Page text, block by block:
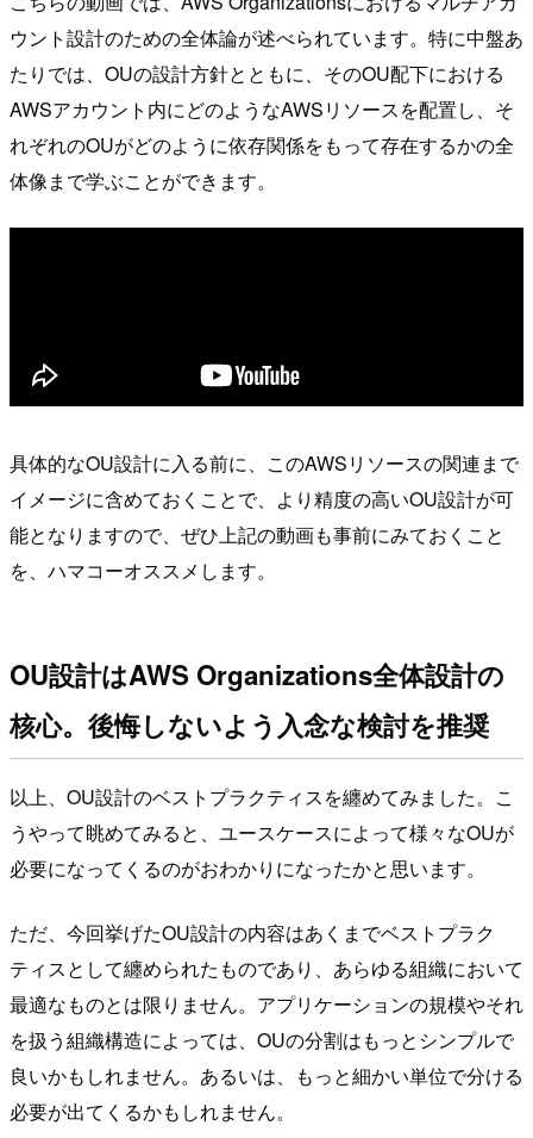
ウント設計のための全体論が述べられています。特に中盤あ
たりでは、OUの設計方針とともに、そのOU配下における
AWSアカウント内にどのようなAWSリソースを配置し、そ
れぞれのOUがどのように依存関係をもって存在するかの全
体像まで学ぶことができます。
具体的なOU設計に入る前に、このAWSリソースの関連まで
イメージに含めておくことで、より精度の高いOU設計が可
能となりますので、ぜひ上記の動画も事前にみておくこと
を、ハマコーオススメします。
OU設計はAWS Organizations全体設計の
核心。後悔しないよう入念な検討を推奨
以上、OU設計のベストプラクティスを纏めてみました。こ
うやって眺めてみると、ユースケースによって様々なOUが
必要になってくるのがおわかりになったかと思います。
ただ、今回挙げたOU設計の内容はあくまでベストプラク
ティスとして纏められたものであり、あらゆる組織において
最適なものとは限りません。アプリケーションの規模やそれ
を扱う組織構造によっては、OUの分割はもっとシンプルで
良いかもしれません。あるいは、もっと細かい単位で分ける
必要が出てくるかもしれません。